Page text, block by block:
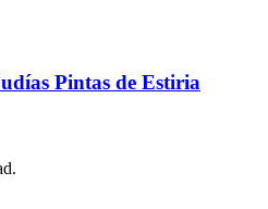
Pintas de Estiria